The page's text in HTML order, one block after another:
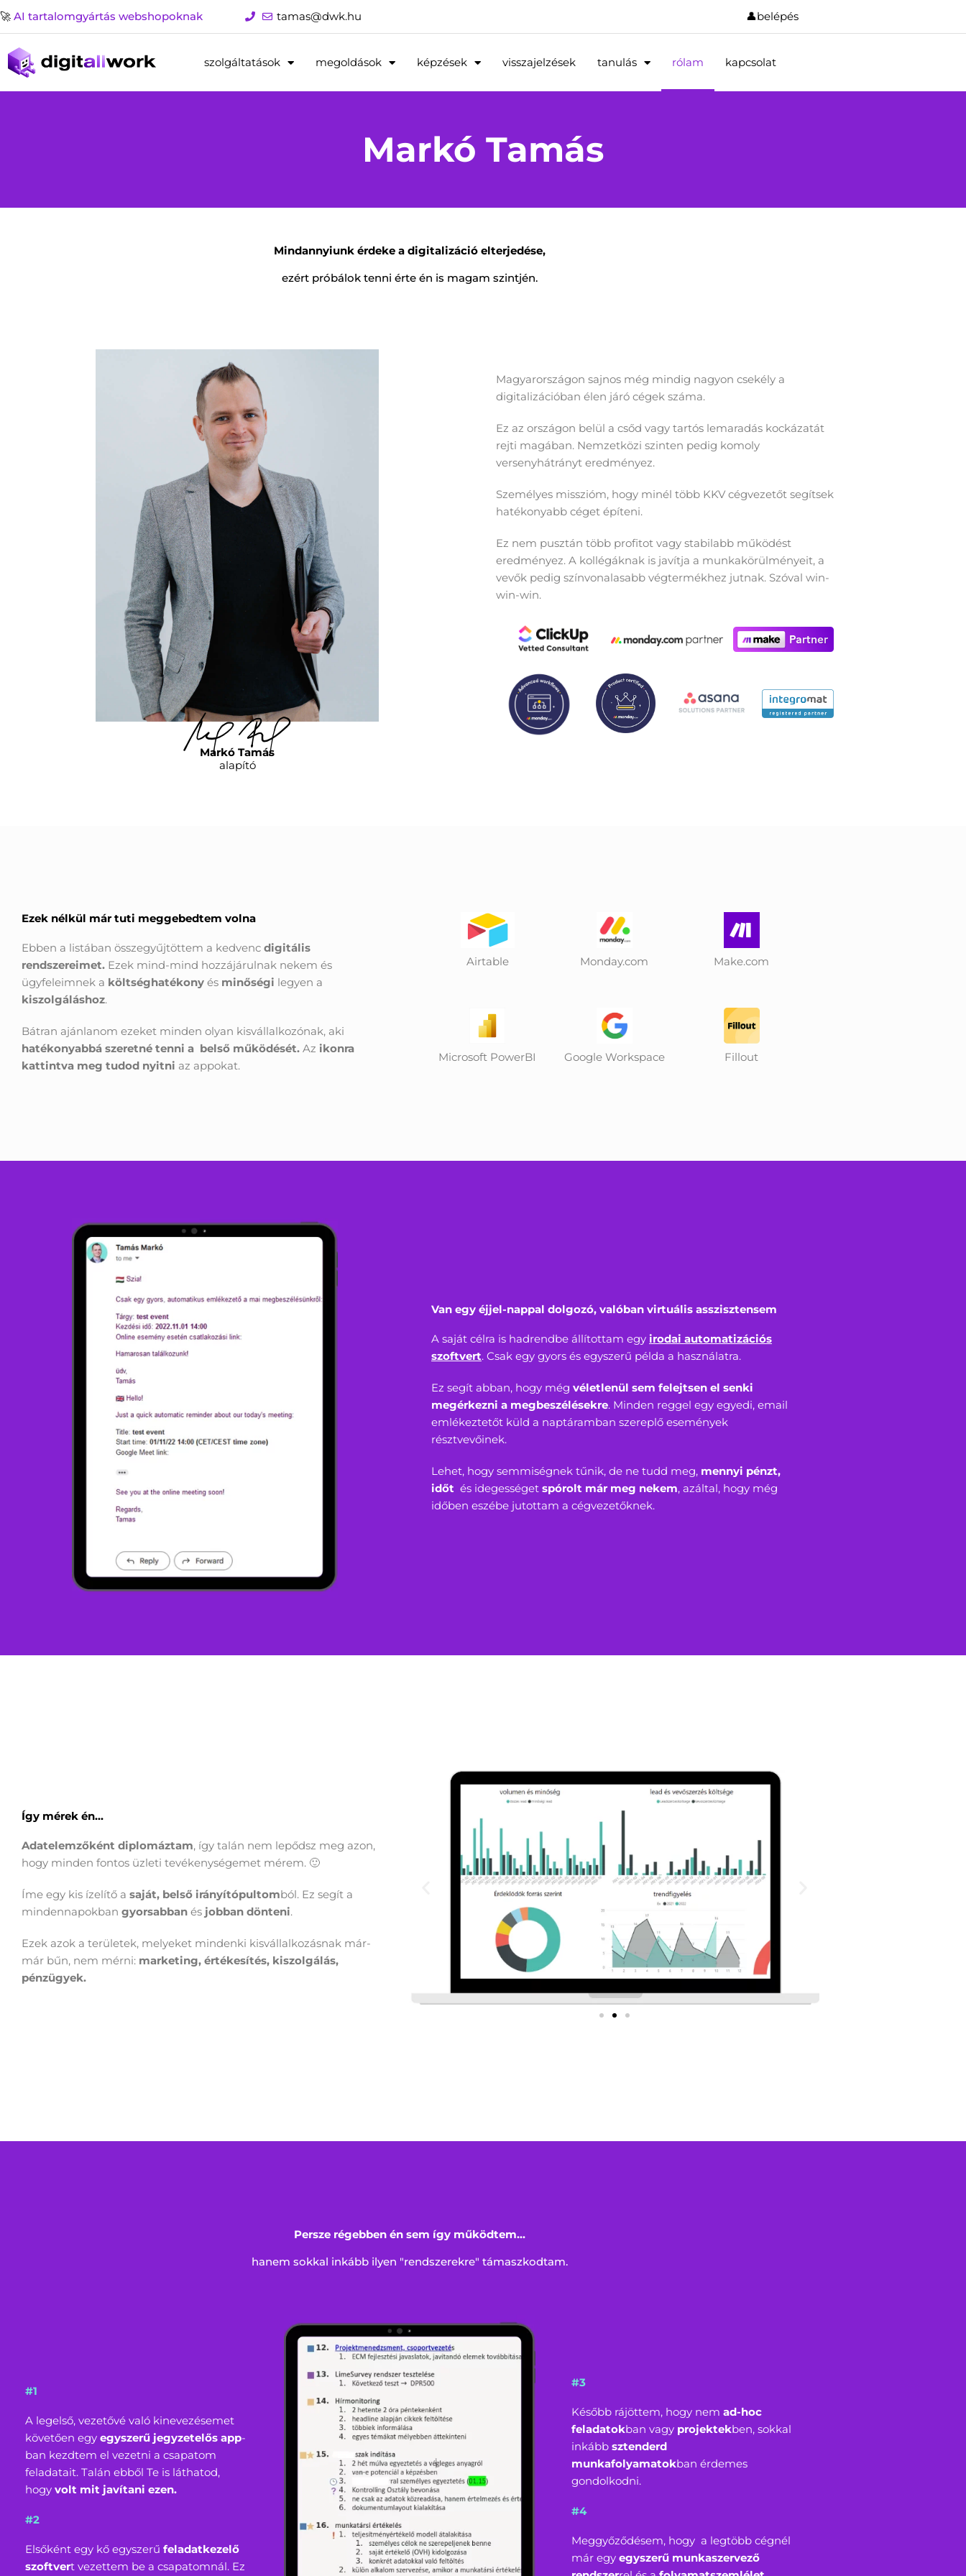
Skip
to
🚀 AI tartalomgyártás webshopoknak tamas@dwk.hu 👤belépés
szolgáltatások megoldások képzések visszajelzések tanulás rólam kapcsolat
Markó Tamás
Mindannyiunk érdeke a digitalizáció elterjedése,
ezért próbálok tenni érte én is magam szintjén.
Markó Tamás
alapító
Magyarországon sajnos még mindig nagyon csekély a
digitalizációban élen járó cégek száma.
Ez az országon belül a csőd vagy tartós lemaradás kockázatát
rejti magában. Nemzetközi szinten pedig komoly
versenyhátrányt eredményez.
Személyes misszióm, hogy minél több KKV cégvezetőt segítsek
hatékonyabb céget építeni.
Ez nem pusztán több profitot vagy stabilabb működést
eredményez. A kollégáknak is javítja a munkakörülményeit, a
vevők pedig színvonalasabb végtermékhez jutnak. Szóval win-
win-win.
Ezek nélkül már tuti meggebedtem volna
Ebben a listában összegyűjtöttem a kedvenc digitális
rendszereimet. Ezek mind-mind hozzájárulnak nekem és
ügyfeleimnek a költséghatékony és minőségi legyen a
kiszolgáláshoz.
Bátran ajánlanom ezeket minden olyan kisvállalkozónak, aki
hatékonyabbá szeretné tenni a belső működését. Az ikonra
kattintva meg tudod nyitni az appokat.
Airtable Monday.com Make.com
Microsoft PowerBI Google Workspace Fillout
Van egy éjjel-nappal dolgozó, valóban virtuális asszisztensem
A saját célra is hadrendbe állítottam egy irodai automatizációs
szoftvert. Csak egy gyors és egyszerű példa a használatra.
Ez segít abban, hogy még véletlenül sem felejtsen el senki
megérkezni a megbeszélésekre. Minden reggel egy egyedi, email
emlékeztetőt küld a naptáramban szereplő események
résztvevőinek.
Lehet, hogy semmiségnek tűnik, de ne tudd meg, mennyi pénzt,
időt és idegességet spórolt már meg nekem, azáltal, hogy még
időben eszébe jutottam a cégvezetőknek.
Így mérek én...
Adatelemzőként diplomáztam, így talán nem lepődsz meg azon,
hogy minden fontos üzleti tevékenységemet mérem. 🙂
Íme egy kis ízelítő a saját, belső irányítópultomból. Ez segít a
mindennapokban gyorsabban és jobban dönteni.
Ezek azok a területek, melyeket mindenki kisvállalkozásnak már-
már bűn, nem mérni: marketing, értékesítés, kiszolgálás,
pénzügyek.
Persze régebben én sem így működtem...​
hanem sokkal inkább ilyen "rendszerekre" támaszkodtam.
#1
A legelső, vezetővé való kinevezésemet
követően egy egyszerű jegyzetelős app-
ban kezdtem el vezetni a csapatom
feladatait. Talán ebből Te is láthatod,
hogy volt mit javítani ezen.
#2
Elsőként egy kő egyszerű feladatkezelő
szoftvert vezettem be a csapatomnál. Ez
#3
Később rájöttem, hogy nem ad-hoc
feladatokban vagy projektekben, sokkal
inkább sztenderd
munkafolyamatokban érdemes
gondolkodni.
#4
Meggyőződésem, hogy a legtöbb cégnél
már egy egyszerű munkaszervező